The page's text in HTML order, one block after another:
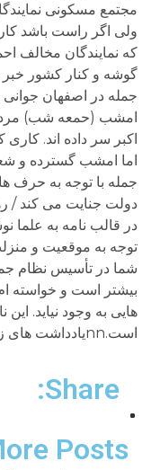
مجتمع مسکونی
ولی اگر راست باشد
گوشه و کنار کشور خبر
امشب (حمعه شب) مردم
اکبر سر داده اند.
اما امشب گسترده و
جمله با توجه به حرف
در قالب نامه به علما
توجه به موقعیت و
شما در تأسیس نظام
بیشتر است و خواسته
هایی به وجود نیاید.
است.nnیادداشت های زوزانه – قسمت صد و یکمnn
Share:
Posts